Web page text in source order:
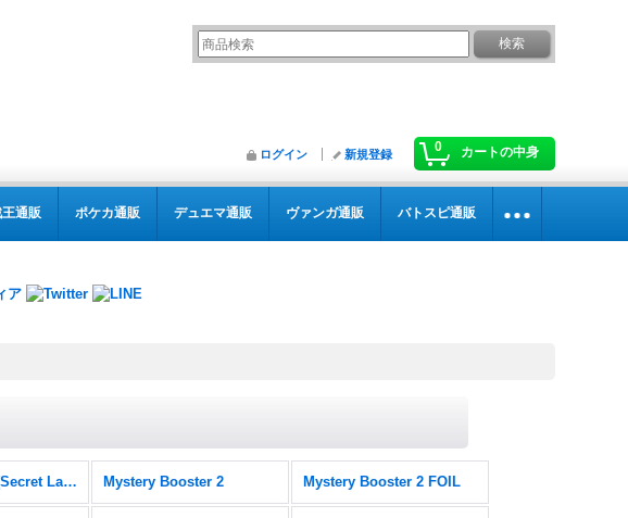
0 カートの中身
ログイン 新規登録
通販 ポケカ通販 デュエマ通販 ヴァンガ通販 バトスピ通販
Reprint Cards(Secret Lair Commander) FOIL Mystery Booster 2 Mystery Booster 2 FOIL